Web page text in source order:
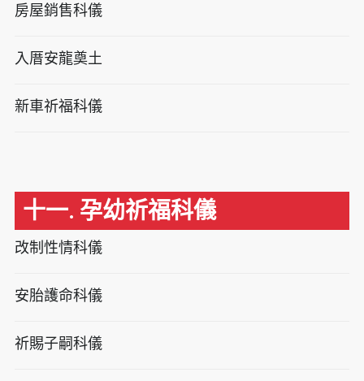
房屋銷售科儀
入厝安龍奠土
新車祈福科儀
十一. 孕幼祈福科儀
改制性情科儀
安胎護命科儀
祈賜子嗣科儀